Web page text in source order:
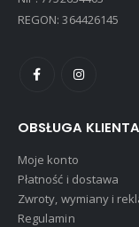
REGON: 364426145
OBSŁUGA KLIENTA
Moje konto
Płatność i dostawa
Zwroty, wymiany i
Regulamin